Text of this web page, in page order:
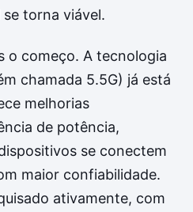
torna viável.
o começo. A tecnologia
chamada 5.5G) já está
melhorias
de potência,
se conectem
maior confiabilidade.
ativamente, com